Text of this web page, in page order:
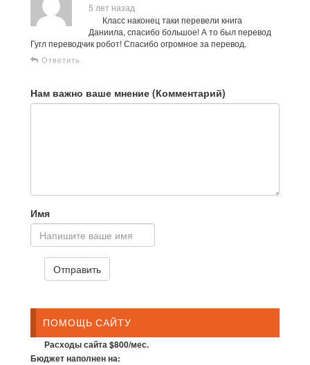
5 лет назад
Класс наконец таки перевели книга
Даниила, спасибо большое! А то был перевод
Гугл переводчик робот! Спасибо огромное за перевод.
Ответить
Нам важно ваше мнение (Комментарий)
Имя
ПОМОЩЬ САЙТУ
Расходы сайта $800/мес.
Бюджет наполнен на: